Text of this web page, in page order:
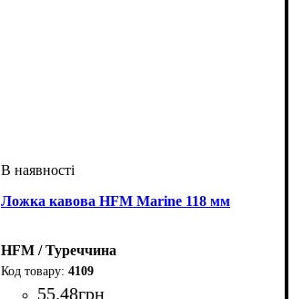
Ложка кавова HFM Marine 118 мм
HFM / Туреччина
4109
55.48грн